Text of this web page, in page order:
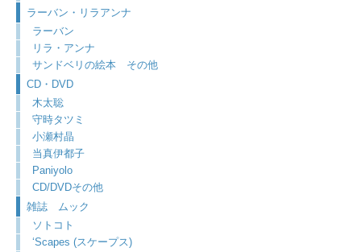
ラーバン・リラアンナ
ラーバン
リラ・アンナ
サンドベリの絵本 その他
CD・DVD
木太聡
守時タツミ
小瀬村晶
当真伊都子
Paniyolo
CD/DVDその他
雑誌 ムック
ソトコト
‘Scapes (スケープス)